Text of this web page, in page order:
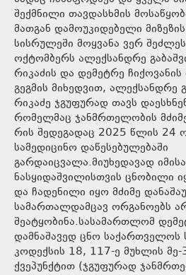
შექმნილი თავდასხმის
მათგან დამოუკიდებელი
სისრულეში მოყვანა ვერ
ოქტომბერს ალექსანდრე
რიკაძის და დემეტრე ჩიქოვანის
გეგმის მიხედვით, ალექსანდრე
რიკაძე ჯგუფურად თავს
რომელმაც ჯანმრთელობის
რის შედეგადაც 2025 წლის 24
სამედიცინო დაწესებულებაში
გარდაიცვალა.მიუხედავად
ნასყიდაშვილისთვის ცნობილი
და ჩადენილი იყო მძიმე
სამართალდამცავ ორგანოებს
შეატყობინა.სასამართლომ
დამნაშავედ ცნო
კოდექსის 18, 117-ე მუხლის
ქვეპუნქტით (ჯგუფურად